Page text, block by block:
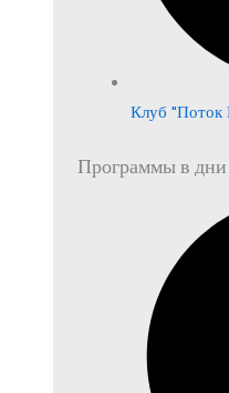
Клуб "Поток
Программы в дни